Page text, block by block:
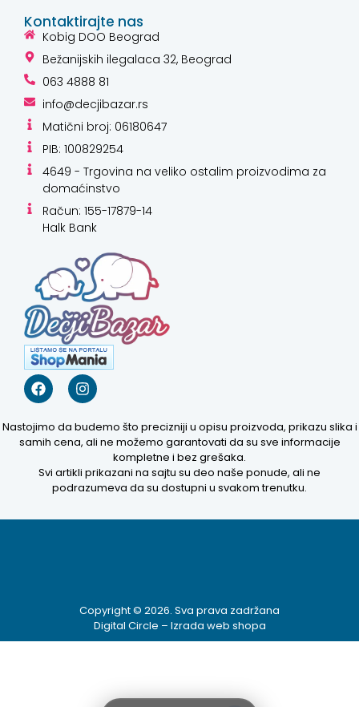
Kontaktirajte nas
Kobig DOO Beograd
Bežanijskih ilegalaca 32, Beograd
063 4888 81
info@decjibazar.rs
Matični broj: 06180647
PIB: 100829254
4649 - Trgovina na veliko ostalim proizvodima za
domaćinstvo
Račun: 155-17879-14
Halk Bank
Nastojimo da budemo što precizniji u opisu proizvoda, prikazu slika i
samih cena, ali ne možemo garantovati da su sve informacije
kompletne i bez grešaka.
Svi artikli prikazani na sajtu su deo naše ponude, ali ne
podrazumeva da su dostupni u svakom trenutku.
Copyright © 2026. Sva prava zadržana
Digital Circle – Izrada web shopa
Kako mogu da
pomognem?
recite mi kako
mogu da